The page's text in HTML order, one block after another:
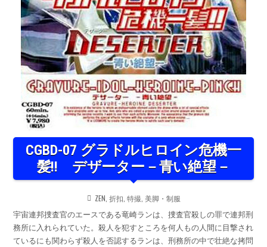
CGBD-07 グラドルヒロイン危機一
髪!! デザーター－青い絶望－
POSTED
IN
ZEN 折扣 特撮 美脚・制服
宇宙連邦捜査官のエースである竜崎ランは、捜査官殺しの罪で連邦刑
務所に入れられていた。殺人を犯すところを何人もの人間に目撃され
ているにも関わらず殺人を否認するランは、刑務所の中で壮絶な拷問